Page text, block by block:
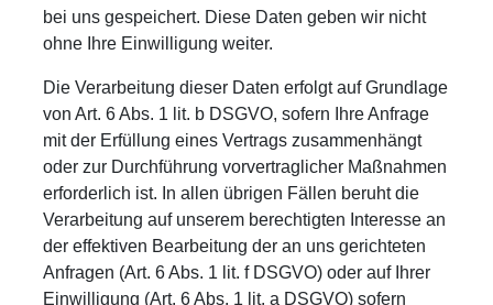
bei uns gespeichert. Diese Daten geben wir nicht
ohne Ihre Einwilligung weiter.
Die Verarbeitung dieser Daten erfolgt auf Grundlage
von Art. 6 Abs. 1 lit. b DSGVO, sofern Ihre Anfrage
mit der Erfüllung eines Vertrags zusammenhängt
oder zur Durchführung vorvertraglicher Maßnahmen
erforderlich ist. In allen übrigen Fällen beruht die
Verarbeitung auf unserem berechtigten Interesse an
der effektiven Bearbeitung der an uns gerichteten
Anfragen (Art. 6 Abs. 1 lit. f DSGVO) oder auf Ihrer
Einwilligung (Art. 6 Abs. 1 lit. a DSGVO) sofern